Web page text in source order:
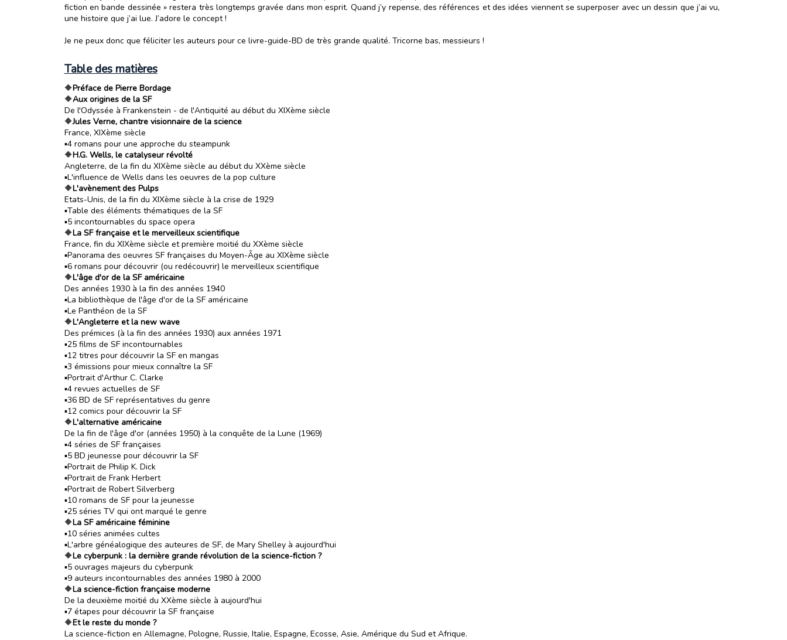
fiction en bande dessinée » restera très longtemps gravée dans mon esprit. Quand j’y repense, des références et des idées viennent se superposer avec un dessin que j’ai vu,
une histoire que j’ai lue. J’adore le concept !
Je ne peux donc que féliciter les auteurs pour ce livre-guide-BD de très grande qualité. Tricorne bas, messieurs !
Table des matières
🔶Préface de Pierre Bordage
🔶Aux origines de la SF
De l'Odyssée à Frankenstein - de l'Antiquité au début du XIXème siècle
🔶Jules Verne, chantre visionnaire de la science
France, XIXème siècle
▪️4 romans pour une approche du steampunk
🔶H.G. Wells, le catalyseur révolté
Angleterre, de la fin du XIXème siècle au début du XXème siècle
▪️L'influence de Wells dans les oeuvres de la pop culture
🔶L'avènement des Pulps
Etats-Unis, de la fin du XIXème siècle à la crise de 1929
▪️Table des éléments thématiques de la SF
▪️5 incontournables du space opera
🔶La SF française et le merveilleux scientifique
France, fin du XIXème siècle et première moitié du XXème siècle
▪️Panorama des oeuvres SF françaises du Moyen-Âge au XIXème siècle
▪️6 romans pour découvrir (ou redécouvrir) le merveilleux scientifique
🔶L'âge d'or de la SF américaine
Des années 1930 à la fin des années 1940
▪️La bibliothèque de l'âge d'or de la SF américaine
▪️Le Panthéon de la SF
🔶L'Angleterre et la new wave
Des prémices (à la fin des années 1930) aux années 1971
▪️25 films de SF incontournables
▪️12 titres pour découvrir la SF en mangas
▪️3 émissions pour mieux connaître la SF
▪️Portrait d'Arthur C. Clarke
▪️4 revues actuelles de SF
▪️36 BD de SF représentatives du genre
▪️12 comics pour découvrir la SF
🔶L'alternative américaine
De la fin de l'âge d'or (années 1950) à la conquête de la Lune (1969)
▪️4 séries de SF françaises
▪️5 BD jeunesse pour découvrir la SF
▪️Portrait de Philip K. Dick
▪️Portrait de Frank Herbert
▪️Portrait de Robert Silverberg
▪️10 romans de SF pour la jeunesse
▪️25 séries TV qui ont marqué le genre
🔶La SF américaine féminine
▪️10 séries animées cultes
▪️L'arbre généalogique des auteures de SF, de Mary Shelley à aujourd'hui
🔶Le cyberpunk : la dernière grande révolution de la science-fiction ?
▪️5 ouvrages majeurs du cyberpunk
▪️9 auteurs incontournables des années 1980 à 2000
🔶La science-fiction française moderne
De la deuxième moitié du XXème siècle à aujourd'hui
▪️7 étapes pour découvrir la SF française
🔶Et le reste du monde ?
La science-fiction en Allemagne, Pologne, Russie, Italie, Espagne, Ecosse, Asie, Amérique du Sud et Afrique.